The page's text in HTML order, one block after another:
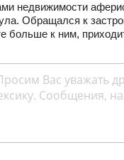
недвижимости
Обращался к
больше к ним,